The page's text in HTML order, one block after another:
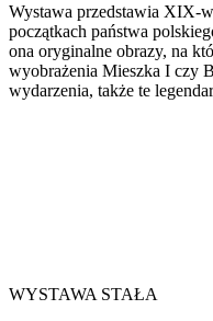
Wystawa przedstawia XIX-
początkach państwa
ona oryginalne obrazy, na
wyobrażenia Mieszka I czy
wydarzenia, także te
WYSTAWA STAŁA